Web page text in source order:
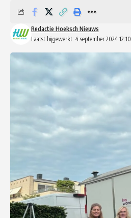
Laatst bijgewerkt: 4 september 2024 12:10
Redactie Hoeksch Nieuws